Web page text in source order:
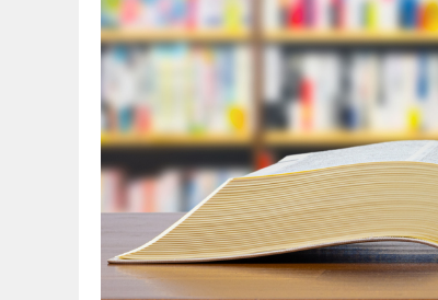
社内図書館の運用
■「読んでもら
■電子書籍も活
■定期的に手を
社内図書館の資料
まとめ：社内図書